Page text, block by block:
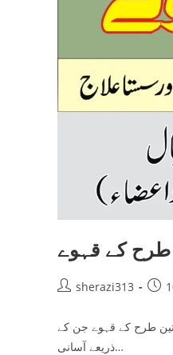
طرح کے قہوے
Postsherazi313
Post
تین طرح کے قہوے جن کے
ذریعے آسانی…